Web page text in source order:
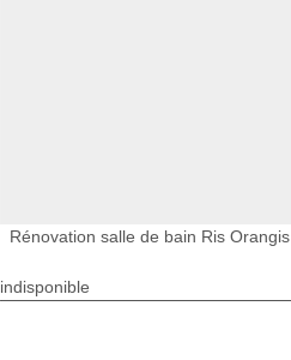
Rénovation salle de bain Ris Orangis
indisponible